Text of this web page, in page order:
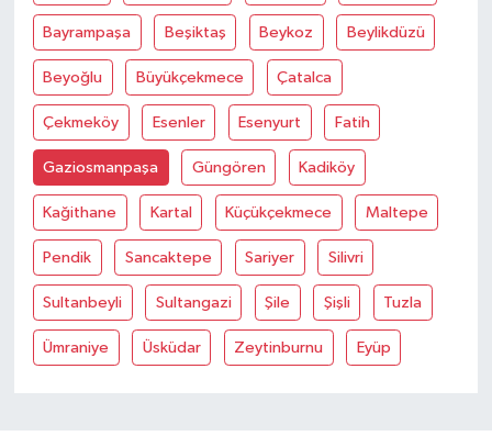
Bayrampaşa Beşiktaş Beykoz Beylikdüzü
Beyoğlu Büyükçekmece Çatalca
Çekmeköy Esenler Esenyurt Fatih
Gaziosmanpaşa Güngören Kadiköy
Kağithane Kartal Küçükçekmece Maltepe
Pendik Sancaktepe Sariyer Silivri
Sultanbeyli Sultangazi Şile Şişli Tuzla
Ümraniye Üsküdar Zeytinburnu Eyüp